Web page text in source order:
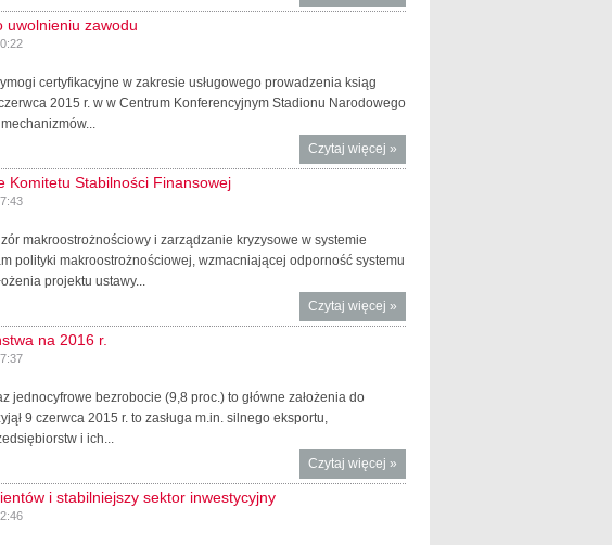
co warto
praktyczne
informacje
uwolnieniu zawodu
certyfikacyjne w zakresie usługowego prowadzenia ksiąg
2015 r. w w Centrum Konferencyjnym Stadionu Narodowego
Czytaj więcej o Rok po
deregulacji.
zawodu
»
Komitetu Stabilności Finansowej
makroostrożnościowy i zarządzanie kryzysowe w systemie
polityki makroostrożnościowej, wzmacniającej odporność systemu
projektu ustawy...
Czytaj więcej o Nadzór
makroostrożnościowy
»
na 2016 r.
jednocyfrowe bezrobocie (9,8 proc.) to główne założenia do
9 czerwca 2015 r. to zasługa m.in. silnego eksportu,
i ich...
Czytaj więcej o Rząd
przyjął
»
i stabilniejszy sektor inwestycyjny